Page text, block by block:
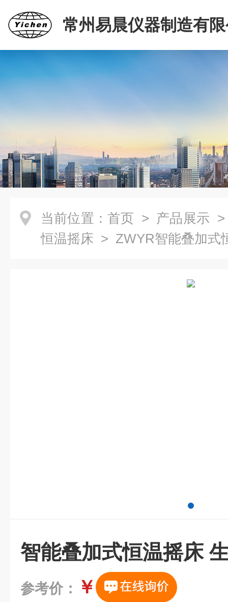
常州易晨仪器制造有
当前位置： 首页 > 产品展示
恒温摇床 > ZWYR智能叠加式
智能叠加式恒温摇床
参考价： ￥